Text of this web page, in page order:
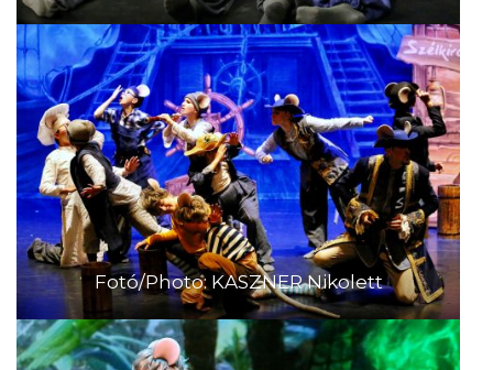
Fotó/Photo: KASZNER Nikolett